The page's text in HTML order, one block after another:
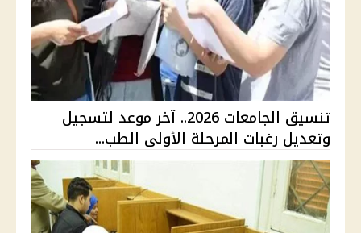
تنسيق الجامعات 2026.. آخر موعد لتسجيل
وتعديل رغبات المرحلة الأولى الطب...